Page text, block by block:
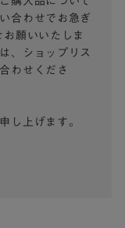
合わせでお急ぎ
願いいたしま
、ショップリス
わせくださ
し上げます。